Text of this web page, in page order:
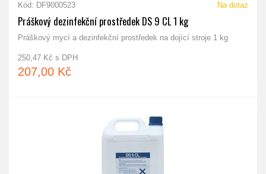
Kód: DF9000523 Na dotaz
Práškový dezinfekční prostředek DS 9 CL 1 kg
Práškový mycí a dezinfekční prostředek na dojící stroje 1 kg
250,47 Kč s DPH
207,00 Kč